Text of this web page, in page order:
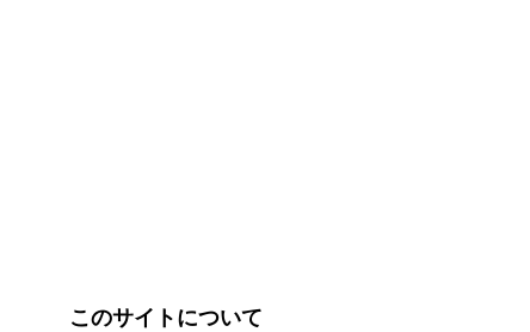
このサイトについて